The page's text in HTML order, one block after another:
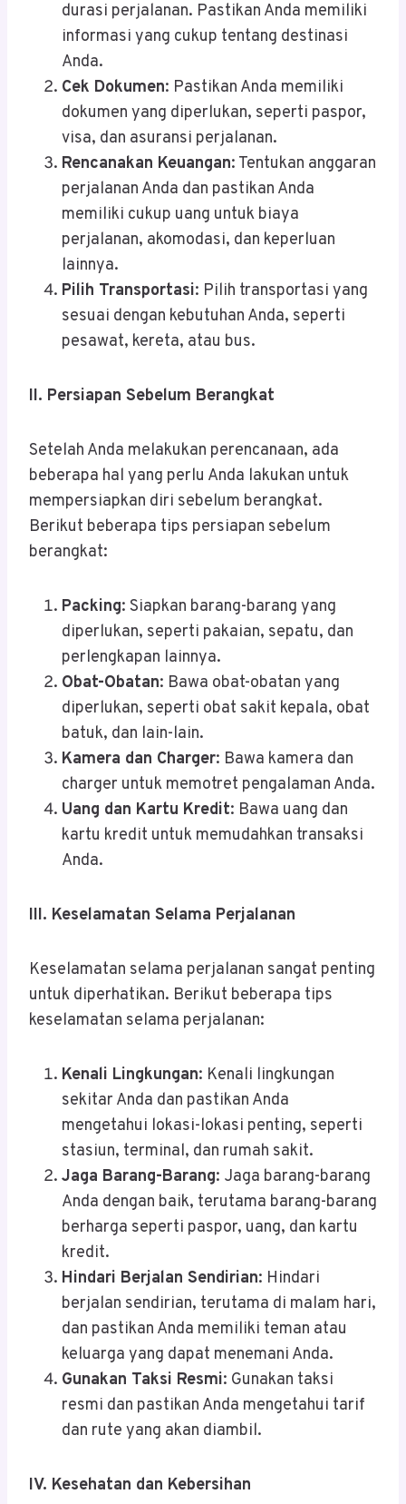
durasi perjalanan. Pastikan Anda memiliki
informasi yang cukup tentang destinasi
Anda.
Cek Dokumen: Pastikan Anda memiliki
dokumen yang diperlukan, seperti paspor,
visa, dan asuransi perjalanan.
Rencanakan Keuangan: Tentukan anggaran
perjalanan Anda dan pastikan Anda
memiliki cukup uang untuk biaya
perjalanan, akomodasi, dan keperluan
lainnya.
Pilih Transportasi: Pilih transportasi yang
sesuai dengan kebutuhan Anda, seperti
pesawat, kereta, atau bus.
II. Persiapan Sebelum Berangkat
Setelah Anda melakukan perencanaan, ada
beberapa hal yang perlu Anda lakukan untuk
mempersiapkan diri sebelum berangkat.
Berikut beberapa tips persiapan sebelum
berangkat:
Packing: Siapkan barang-barang yang
diperlukan, seperti pakaian, sepatu, dan
perlengkapan lainnya.
Obat-Obatan: Bawa obat-obatan yang
diperlukan, seperti obat sakit kepala, obat
batuk, dan lain-lain.
Kamera dan Charger: Bawa kamera dan
charger untuk memotret pengalaman Anda.
Uang dan Kartu Kredit: Bawa uang dan
kartu kredit untuk memudahkan transaksi
Anda.
III. Keselamatan Selama Perjalanan
Keselamatan selama perjalanan sangat penting
untuk diperhatikan. Berikut beberapa tips
keselamatan selama perjalanan:
Kenali Lingkungan: Kenali lingkungan
sekitar Anda dan pastikan Anda
mengetahui lokasi-lokasi penting, seperti
stasiun, terminal, dan rumah sakit.
Jaga Barang-Barang: Jaga barang-barang
Anda dengan baik, terutama barang-barang
berharga seperti paspor, uang, dan kartu
kredit.
Hindari Berjalan Sendirian: Hindari
berjalan sendirian, terutama di malam hari,
dan pastikan Anda memiliki teman atau
keluarga yang dapat menemani Anda.
Gunakan Taksi Resmi: Gunakan taksi
resmi dan pastikan Anda mengetahui tarif
dan rute yang akan diambil.
IV. Kesehatan dan Kebersihan